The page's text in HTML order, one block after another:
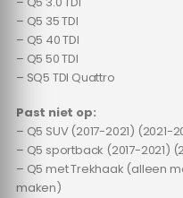
– Q5 35 TDI
– Q5 40 TDI
– Q5 50 TDI
– SQ5 TDI Quattro
Past niet op:
– Q5 SUV (2017-2021)
– Q5 sportback (2017-2021)
– Q5 met Trekhaak (alleen
maken)